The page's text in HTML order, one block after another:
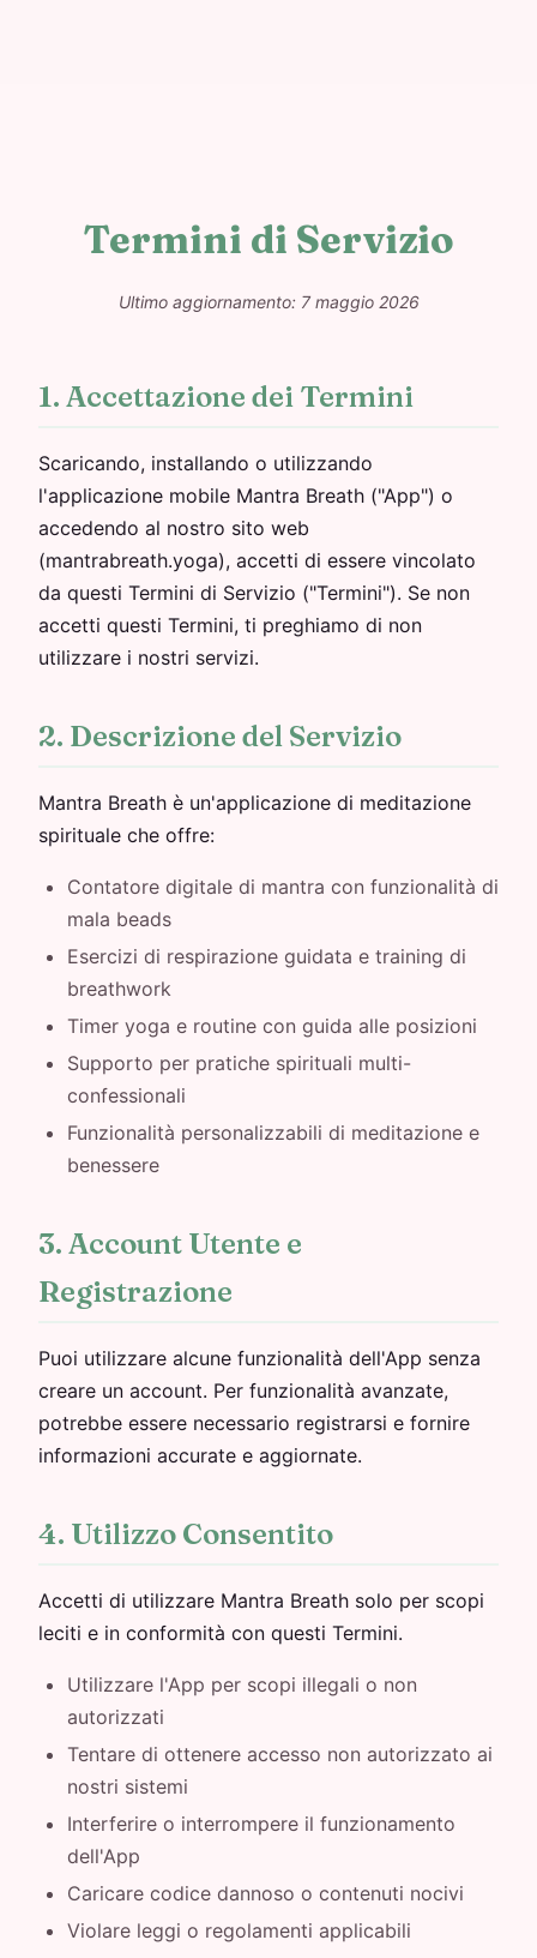
Termini di Servizio
Ultimo aggiornamento: 7 maggio 2026
1. Accettazione dei Termini
Scaricando, installando o utilizzando
l'applicazione mobile Mantra Breath ("App") o
accedendo al nostro sito web
(mantrabreath.yoga), accetti di essere vincolato
da questi Termini di Servizio ("Termini"). Se non
accetti questi Termini, ti preghiamo di non
utilizzare i nostri servizi.
2. Descrizione del Servizio
Mantra Breath è un'applicazione di meditazione
spirituale che offre:
Contatore digitale di mantra con funzionalità di
mala beads
Esercizi di respirazione guidata e training di
breathwork
Timer yoga e routine con guida alle posizioni
Supporto per pratiche spirituali multi-
confessionali
Funzionalità personalizzabili di meditazione e
benessere
3. Account Utente e
Registrazione
Puoi utilizzare alcune funzionalità dell'App senza
creare un account. Per funzionalità avanzate,
potrebbe essere necessario registrarsi e fornire
informazioni accurate e aggiornate.
4. Utilizzo Consentito
Accetti di utilizzare Mantra Breath solo per scopi
leciti e in conformità con questi Termini.
Utilizzare l'App per scopi illegali o non
autorizzati
Tentare di ottenere accesso non autorizzato ai
nostri sistemi
Interferire o interrompere il funzionamento
dell'App
Caricare codice dannoso o contenuti nocivi
Violare leggi o regolamenti applicabili